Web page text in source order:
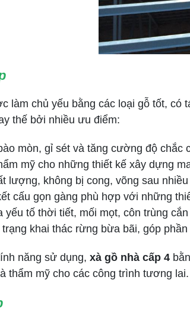
chủ yếu bằng các loại gỗ tốt, có
thế bởi nhiều ưu điểm:
mòn, gỉ sét và tăng cường độ chắc
mỹ cho những thiết kế xây dựng
lượng, không bị cong, võng sau
cấu gọn gàng phù hợp với những
yếu tố thời tiết, mối mọt, côn trùng cắn
khai thác rừng bừa bãi, góp
năng sử dụng, xà gồ nhà cấp 4
thẩm mỹ cho các công trình tương lai.